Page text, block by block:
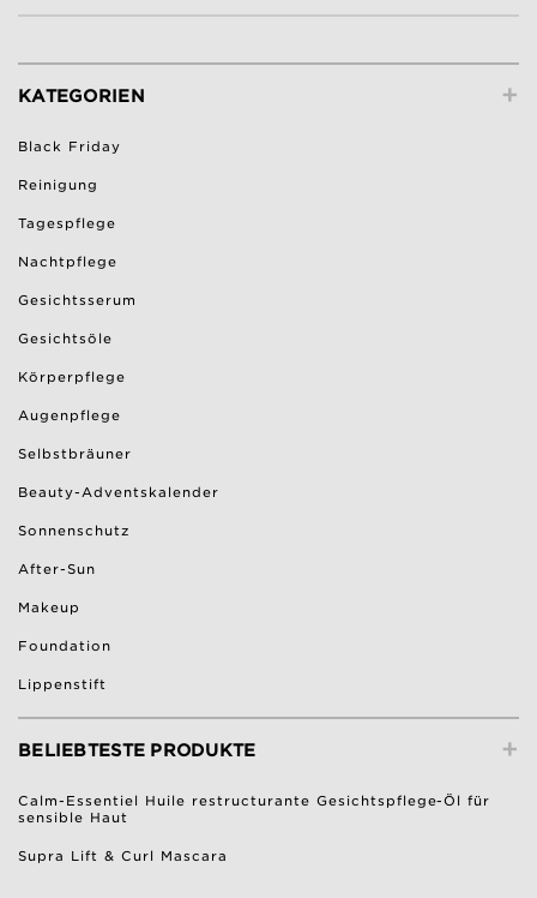
+
KATEGORIEN
Black Friday
Reinigung
Tagespflege
Nachtpflege
Gesichtsserum
Gesichtsöle
Körperpflege
Augenpflege
Selbstbräuner
Beauty-Adventskalender
Sonnenschutz
After-Sun
Makeup
Foundation
Lippenstift
+
BELIEBTESTE PRODUKTE
Calm-Essentiel Huile restructurante Gesichtspflege-Öl für
sensible Haut
Supra Lift & Curl Mascara